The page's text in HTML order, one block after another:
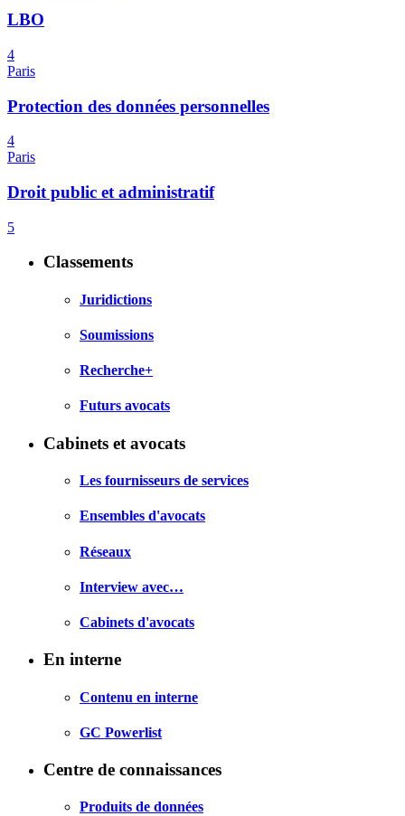
LBO
4
Paris
Protection des données personnelles
4
Paris
Droit public et administratif
5
Classements
Juridictions
Soumissions
Recherche+
Futurs avocats
Cabinets et avocats
Les fournisseurs de services
Ensembles d'avocats
Réseaux
Interview avec…
Cabinets d'avocats
En interne
Contenu en interne
GC Powerlist
Centre de connaissances
Produits de données